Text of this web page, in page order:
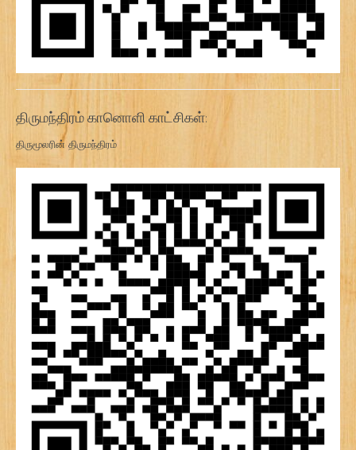
திருமந்திரம் கானொளி காட்சிகள்:
திருமூலரின் திருமந்திரம்